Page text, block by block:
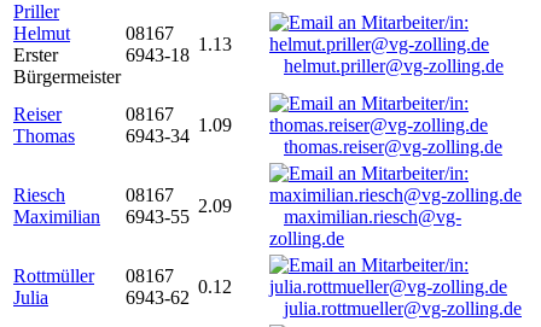
Priller
Helmut
Erster
Bürgermeister
08167
6943-18
1.13
helmut.priller@vg-zolling.de
Reiser
Thomas
08167
6943-34
1.09
thomas.reiser@vg-zolling.de
Riesch
Maximilian
08167
6943-55
2.09
maximilian.riesch@vg-
zolling.de
Rottmüller
Julia
08167
6943-62
0.12
julia.rottmueller@vg-zolling.de